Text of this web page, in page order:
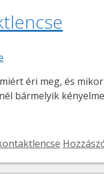
éri meg, és
bármelyik